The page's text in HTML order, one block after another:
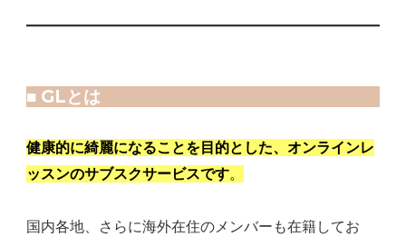
■ GLとは
健康的に綺麗になることを目的とした、オンラインレ
ッスンのサブスクサービスです。
国内各地、さらに海外在住のメンバーも在籍してお